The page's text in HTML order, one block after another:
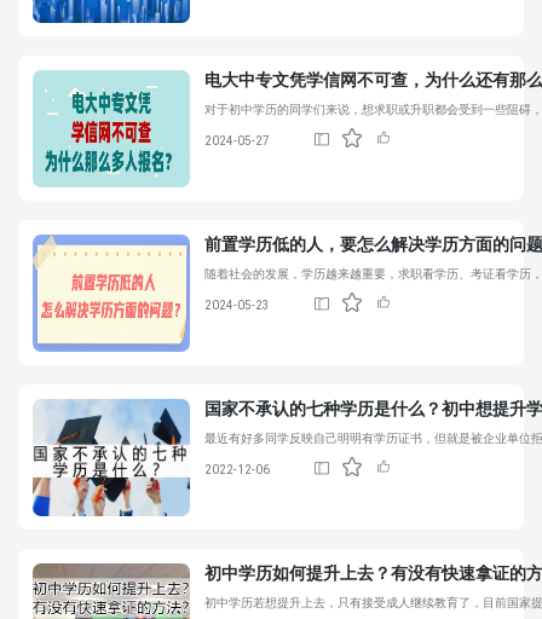
电大中专文凭学信网不可查，为什么还有那
对于初中学历的同学们来说，想求职或升职都会受到一些阻碍
2024-05-27
前置学历低的人，要怎么解决学历方面的问
随着社会的发展，学历越来越重要，求职看学历、考证看学历
2024-05-23
国家不承认的七种学历是什么？初中想提升
最近有好多同学反映自己明明有学历证书，但就是被企业单位
2022-12-06
初中学历如何提升 上去？有没有快速拿证的
初中学历若想提升上去，只有接受成人继续教育了，目前国家